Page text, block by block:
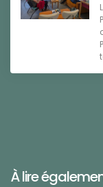
À lire